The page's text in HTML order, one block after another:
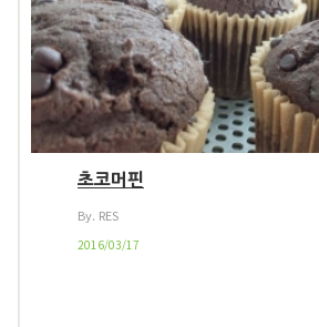
초코머핀
By. RES
2016/03/17